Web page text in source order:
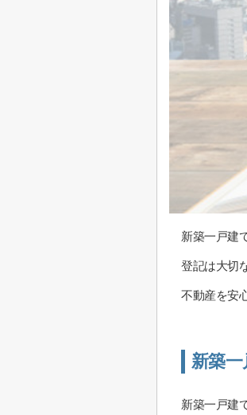
新築一戸建
登記は大切
不動産を安
新築
新築一戸建